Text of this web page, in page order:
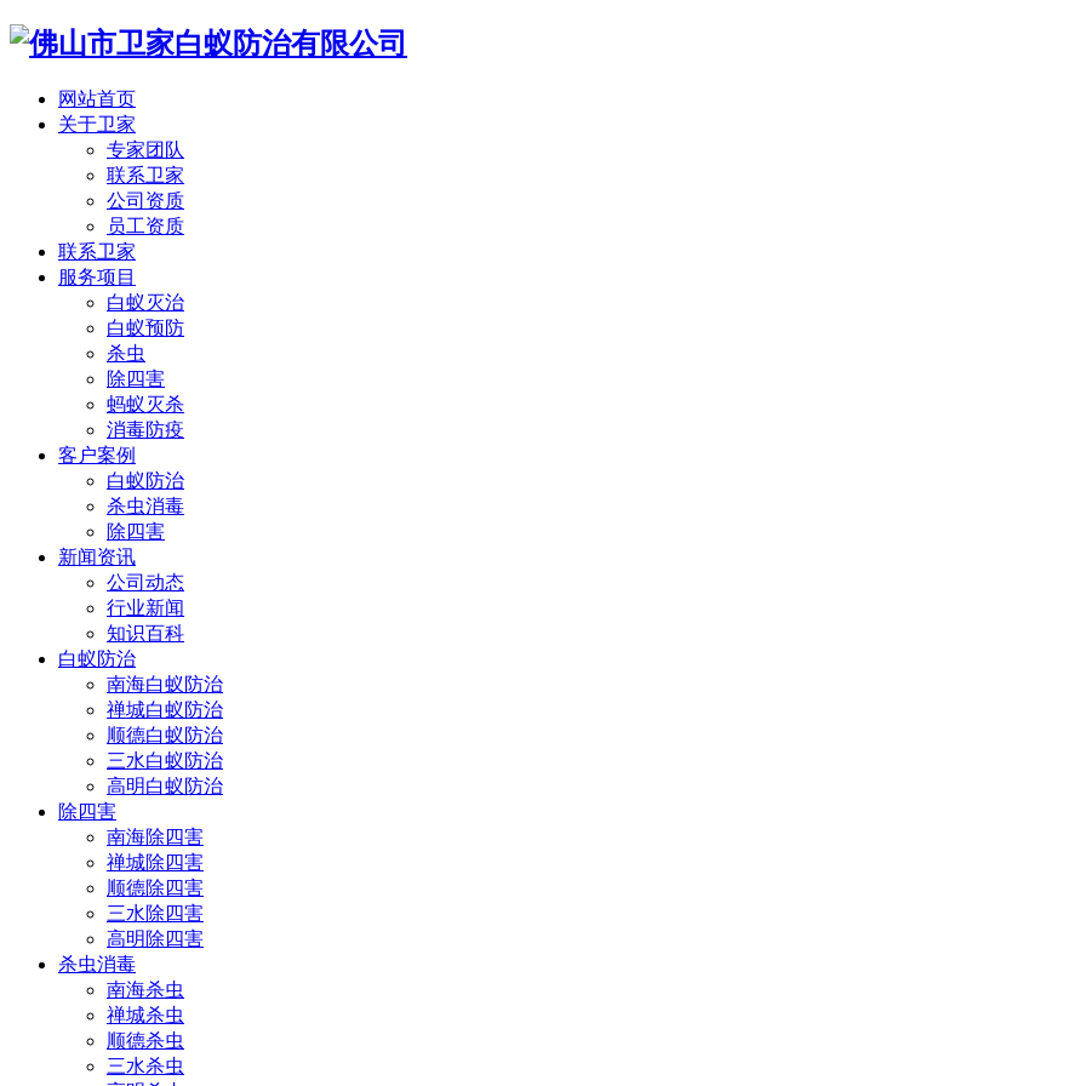
网站首页
关于卫家
专家团队
联系卫家
公司资质
员工资质
联系卫家
服务项目
白蚁灭治
白蚁预防
杀虫
除四害
蚂蚁灭杀
消毒防疫
客户案例
白蚁防治
杀虫消毒
除四害
新闻资讯
公司动态
行业新闻
知识百科
白蚁防治
南海白蚁防治
禅城白蚁防治
顺德白蚁防治
三水白蚁防治
高明白蚁防治
除四害
南海除四害
禅城除四害
顺德除四害
三水除四害
高明除四害
杀虫消毒
南海杀虫
禅城杀虫
顺德杀虫
三水杀虫